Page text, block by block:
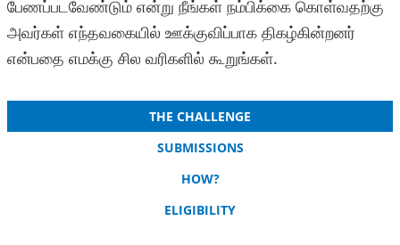
பேணப்படவேண்டும் என்று நீங்கள் நம்பிக்கை கொள்வதற்கு
அவர்கள் எந்தவகையில் ஊக்குவிப்பாக திகழ்கின்றனர்
என்பதை எமக்கு சில வரிகளில் கூறுங்கள்.
THE CHALLENGE
SUBMISSIONS
HOW?
ELIGIBILITY